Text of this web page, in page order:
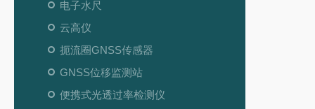
电子水尺
云高仪
扼流圈GNSS传感器
GNSS位移监测站
便携式光透过率检测仪